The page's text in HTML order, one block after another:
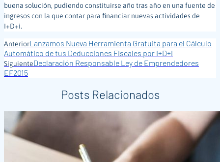
buena solución, pudiendo constituirse año tras año en una fuente de
ingresos con la que contar para financiar nuevas actividades de
I+D+i.
AnteriorLanzamos Nueva Herramienta Gratuita para el Cálculo
Automático de tus Deducciones Fiscales por I+D+i
SiguienteDeclaración Responsable Ley de Emprendedores
EF2015
Posts Relacionados